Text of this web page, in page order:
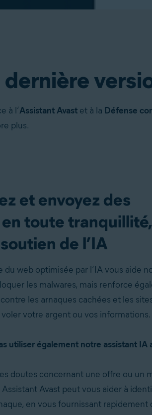
à l’Assistant Avastet à la Défense
plus.
et envoyez des
en toute tranquillité,
de l’IA
du web optimisée par l’IA vous aide
les malwares, mais renforce
les arnaques cachées et les
votre argent ou vos informations.
utiliser également notre assistant IA
doutes concernant une offre ou un
Avast peut vous aider à
en vous fournissant rapidement